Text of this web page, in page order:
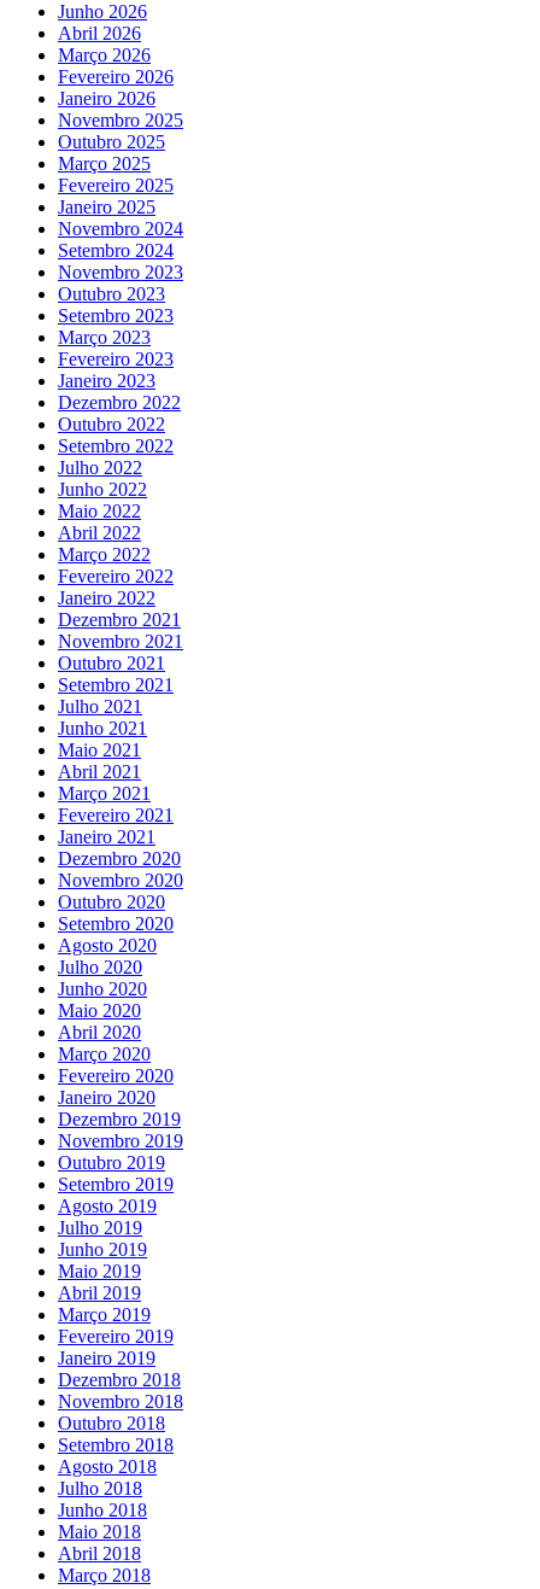
Junho 2026
Abril 2026
Março 2026
Fevereiro 2026
Janeiro 2026
Novembro 2025
Outubro 2025
Março 2025
Fevereiro 2025
Janeiro 2025
Novembro 2024
Setembro 2024
Novembro 2023
Outubro 2023
Setembro 2023
Março 2023
Fevereiro 2023
Janeiro 2023
Dezembro 2022
Outubro 2022
Setembro 2022
Julho 2022
Junho 2022
Maio 2022
Abril 2022
Março 2022
Fevereiro 2022
Janeiro 2022
Dezembro 2021
Novembro 2021
Outubro 2021
Setembro 2021
Julho 2021
Junho 2021
Maio 2021
Abril 2021
Março 2021
Fevereiro 2021
Janeiro 2021
Dezembro 2020
Novembro 2020
Outubro 2020
Setembro 2020
Agosto 2020
Julho 2020
Junho 2020
Maio 2020
Abril 2020
Março 2020
Fevereiro 2020
Janeiro 2020
Dezembro 2019
Novembro 2019
Outubro 2019
Setembro 2019
Agosto 2019
Julho 2019
Junho 2019
Maio 2019
Abril 2019
Março 2019
Fevereiro 2019
Janeiro 2019
Dezembro 2018
Novembro 2018
Outubro 2018
Setembro 2018
Agosto 2018
Julho 2018
Junho 2018
Maio 2018
Abril 2018
Março 2018